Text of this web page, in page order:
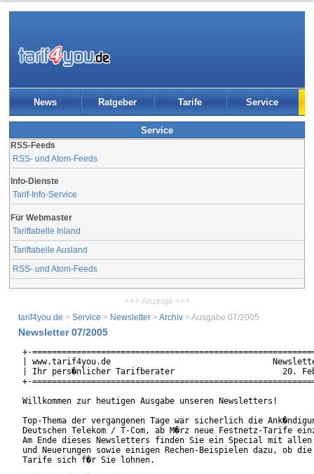
News Ratgeber Tarife Service
Service
RSS-Feeds
RSS- und Atom-Feeds
Info-Dienste
Tarif-Info-Service
Für Webmaster
Tariftabelle Inland
Tariftabelle Ausland
RSS- und Atom-Feeds
+++ Anzeige +++
tarif4you.de > Service > Newsletter >Archiv > Ausgabe 07/2005
Newsletter 07/2005
+-
| www.tarif4you.de
| Ihr pers�nlicher Tarifberater                      20.
+-
Willkommen zur heutigen Ausgabe unseren Newsletters!
Top-Thema der vergangenen Tage war sicherlich die
Deutschen Telekom / T-Com, ab M�rz neue Festnetz-Tarife
Am Ende dieses Newsletters finden Sie ein Special mit allen
und Neuerungen sowie einigen Rechen-Beispielen dazu, ob die
Tarife sich f�r Sie lohnen.